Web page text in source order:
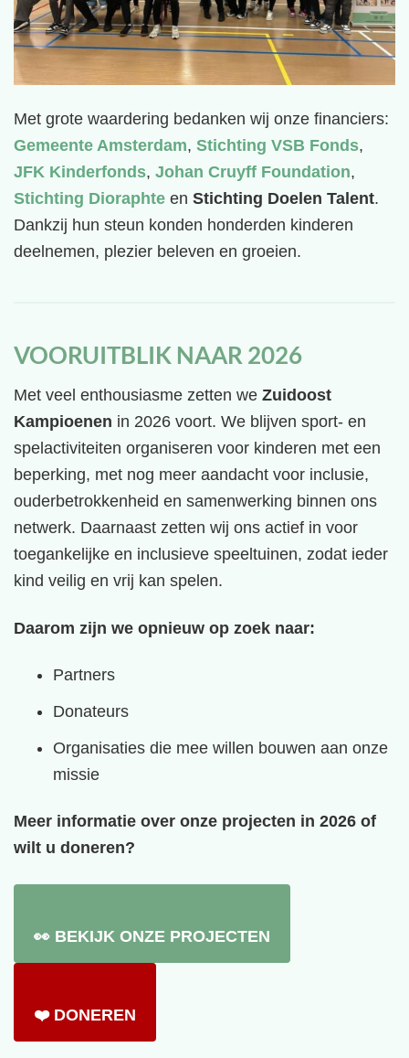
Met grote waardering bedanken wij onze financiers:
Gemeente Amsterdam, Stichting VSB Fonds,
JFK Kinderfonds, Johan Cruyff Foundation,
Stichting Dioraphte en Stichting Doelen Talent.
Dankzij hun steun konden honderden kinderen
deelnemen, plezier beleven en groeien.
VOORUITBLIK NAAR 2026
Met veel enthousiasme zetten we Zuidoost
Kampioenen in 2026 voort. We blijven sport- en
spelactiviteiten organiseren voor kinderen met een
beperking, met nog meer aandacht voor inclusie,
ouderbetrokkenheid en samenwerking binnen ons
netwerk. Daarnaast zetten wij ons actief in voor
toegankelijke en inclusieve speeltuinen, zodat ieder
kind veilig en vrij kan spelen.
Daarom zijn we opnieuw op zoek naar:
Partners
Donateurs
Organisaties die mee willen bouwen aan onze
missie
Meer informatie over onze projecten in 2026 of
wilt u doneren?
👀 BEKIJK ONZE PROJECTEN
❤️ DONEREN